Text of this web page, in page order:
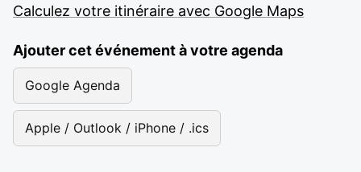
Calculez votre itinéraire avec Google Maps
Ajouter cet événement à votre agenda
Google Agenda
Apple / Outlook / iPhone / .ics